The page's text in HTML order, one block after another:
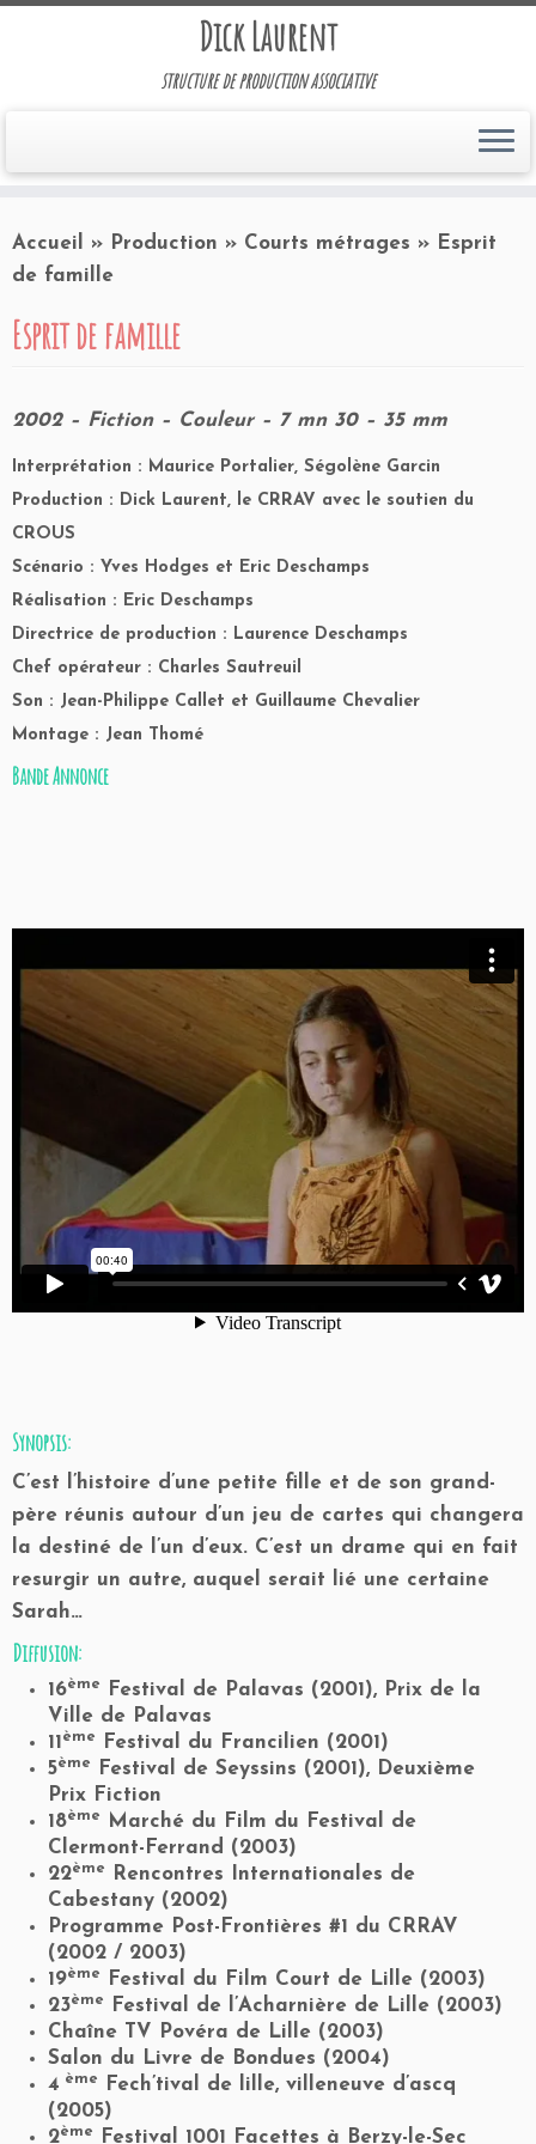
Dick Laurent
structure de production associative
Accueil » Production » Courts métrages » Esprit
de famille
Esprit de famille
2002 – Fiction – Couleur – 7 mn 30 – 35 mm
Interprétation : Maurice Portalier, Ségolène Garcin
Production : Dick Laurent, le CRRAV avec le soutien du
CROUS
Scénario : Yves Hodges et Eric Deschamps
Réalisation : Eric Deschamps
Directrice de production : Laurence Deschamps
Chef opérateur : Charles Sautreuil
Son : Jean-Philippe Callet et Guillaume Chevalier
Montage : Jean Thomé
Bande Annonce
Synopsis:
C’est l’histoire d’une petite fille et de son grand-
père réunis autour d’un jeu de cartes qui changera
la destiné de l’un d’eux. C’est un drame qui en fait
resurgir un autre, auquel serait lié une certaine
Sarah…
Diffusion:
16ème Festival de Palavas (2001), Prix de la
Ville de Palavas
11 ème
Festival du Francilien (2001)
5ème Festival de Seyssins (2001), Deuxième
Prix Fiction
18ème
Marché du Film du Festival de
Clermont-Ferrand (2003)
22ème
Rencontres Internationales de
Cabestany (2002)
Programme Post-Frontières #1 du CRRAV
(2002 / 2003)
19ème
Festival du Film Court de Lille (2003)
23ème
Festival de l’Acharnière de Lille (2003)
Chaîne TV Povéra de Lille (2003)
Salon du Livre de Bondues (2004)
4 ème
Fech’tival de lille, villeneuve d’ascq
(2005)
2ème Festival 1001 Facettes à Berzy-le-Sec